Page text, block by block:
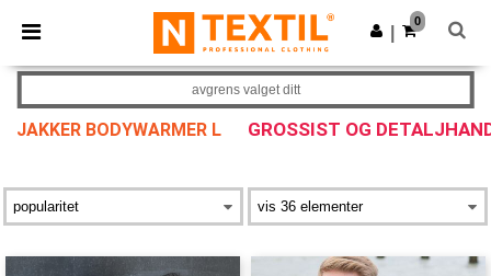
× Ntextil-app
Bedre priser i appen!
Last ned app
0
JAKKER BODYWARMER L GROSSIST OG
avgrens valget ditt